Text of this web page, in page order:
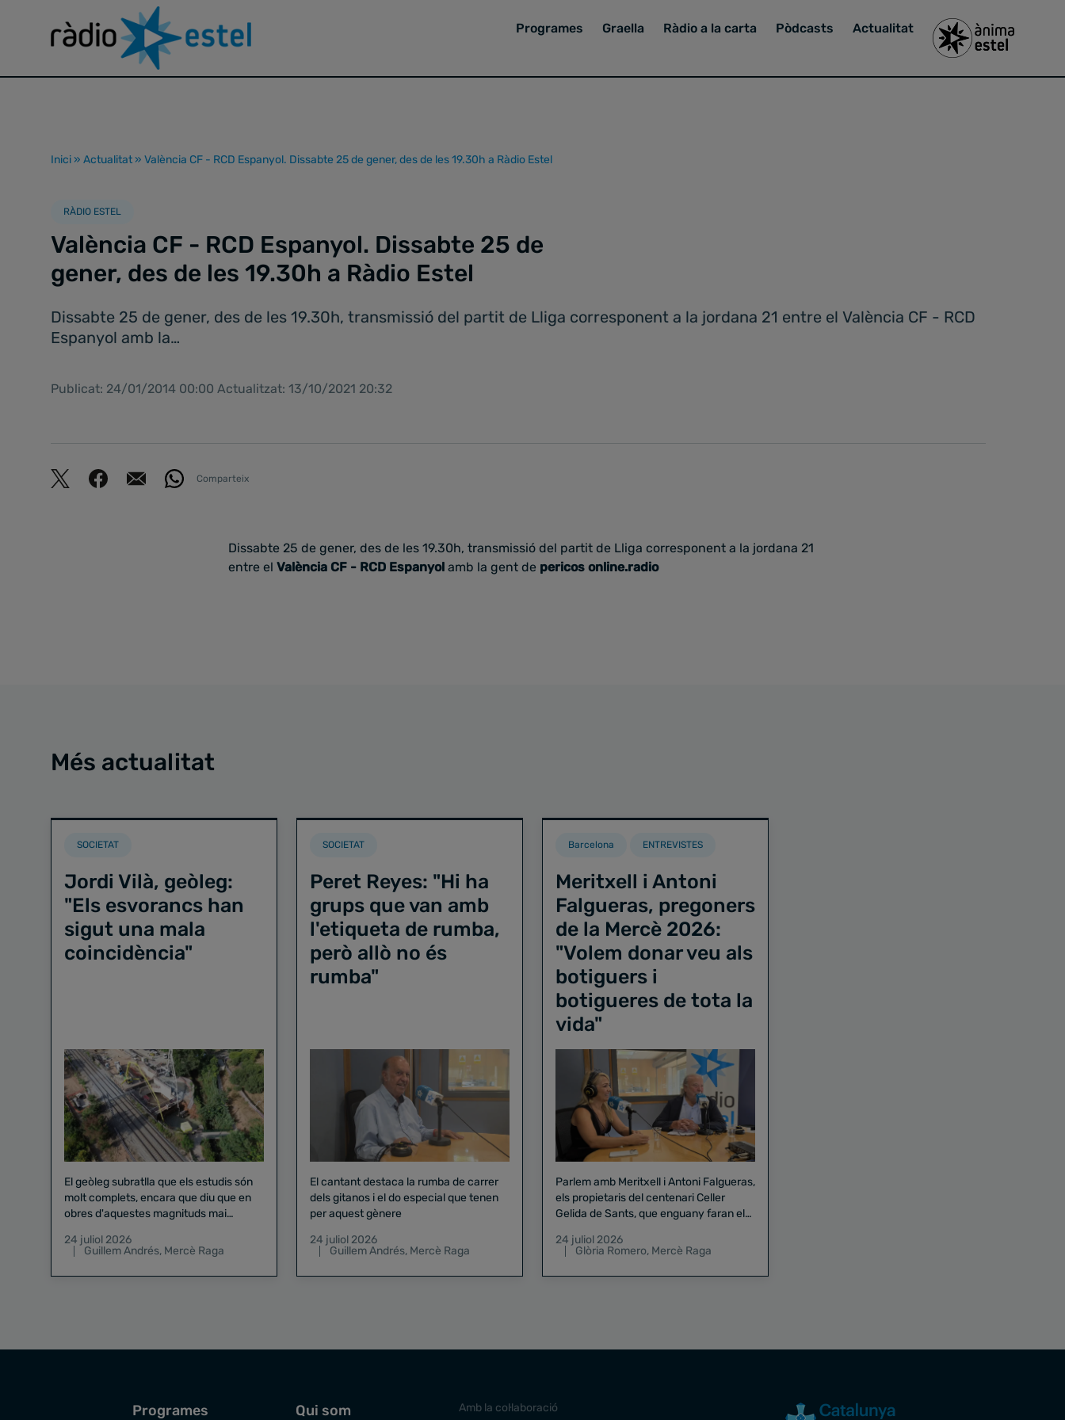
Programes Graella Ràdio a la carta Pòdcasts Actualitat
Inici » Actualitat » València CF - RCD Espanyol. Dissabte 25 de gener, des de les 19.30h a Ràdio Estel
RÀDIO ESTEL
València CF - RCD Espanyol. Dissabte 25 de
gener, des de les 19.30h a Ràdio Estel
Dissabte 25 de gener, des de les 19.30h, transmissió del partit de Lliga corresponent a la jordana 21 entre el València CF - RCD
Espanyol amb la…
Publicat: 24/01/2014 00:00 Actualitzat: 13/10/2021 20:32
Comparteix
Dissabte 25 de gener, des de les 19.30h, transmissió del partit de Lliga corresponent a la jordana 21
entre el València CF - RCD Espanyol amb la gent de pericos online.radio
Més actualitat
SOCIETAT
Jordi Vilà, geòleg:
"Els esvorancs han
sigut una mala
coincidència"
El geòleg subratlla que els estudis són
molt complets, encara que diu que en
obres d'aquestes magnituds mai
24 juliol 2026
Guillem Andrés, Mercè Raga
SOCIETAT
Peret Reyes: "Hi ha
grups que van amb
l'etiqueta de rumba,
però allò no és
rumba"
El cantant destaca la rumba de carrer
dels gitanos i el do especial que tenen
per aquest gènere
24 juliol 2026
Guillem Andrés, Mercè Raga
Barcelona ENTREVISTES
Meritxell i Antoni
Falgueras, pregoners
de la Mercè 2026:
"Volem donar veu als
botiguers i
botigueres de tota la
vida"
Parlem amb Meritxell i Antoni Falgueras,
els propietaris del centenari Celler
Gelida de Sants, que enguany faran el
24 juliol 2026
Glòria Romero, Mercè Raga
Programes Qui som Amb la col·laboració